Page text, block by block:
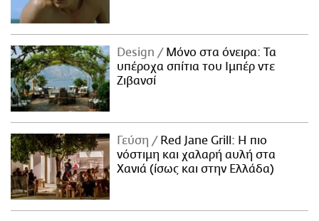
Design
Μόνο στα όνειρα: Τα
υπέροχα σπίτια του Ιμπέρ ντε
Ζιβανσί
Γεύση
Red Jane Grill: Η πιο
νόστιμη και χαλαρή αυλή στα
Χανιά (ίσως και στην Ελλάδα)